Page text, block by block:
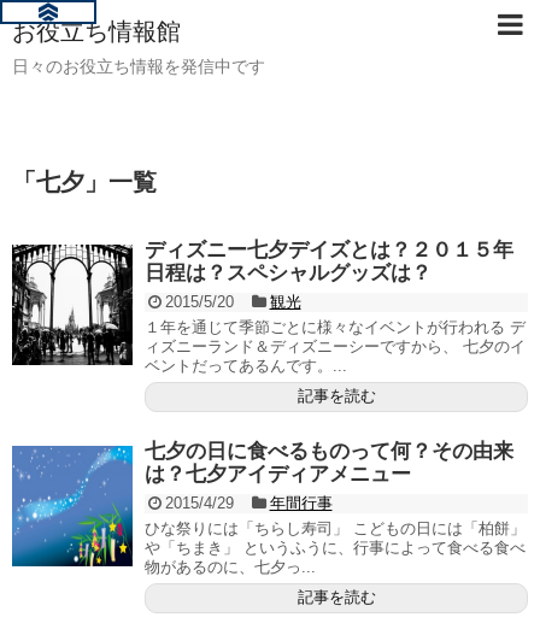
お役立ち情報館
日々のお役立ち情報を発信中です
「 七夕 」 一覧
ディズニー七夕デイズとは？２０１５年
日程は？スペシャルグッズは？
2015/5/20
観光
１年を通じて季節ごとに様々なイベントが行われる デ
ィズニーランド＆ディズニーシーですから、 七夕のイ
ベントだってあるんです。...
記事を読む
七夕の日に食べるものって何？その由来
は？七夕アイディアメニュー
2015/4/29
年間行事
ひな祭りには「ちらし寿司」 こどもの日には「柏餅」
や「ちまき」 というふうに、行事によって食べる食べ
物があるのに、七夕っ...
記事を読む